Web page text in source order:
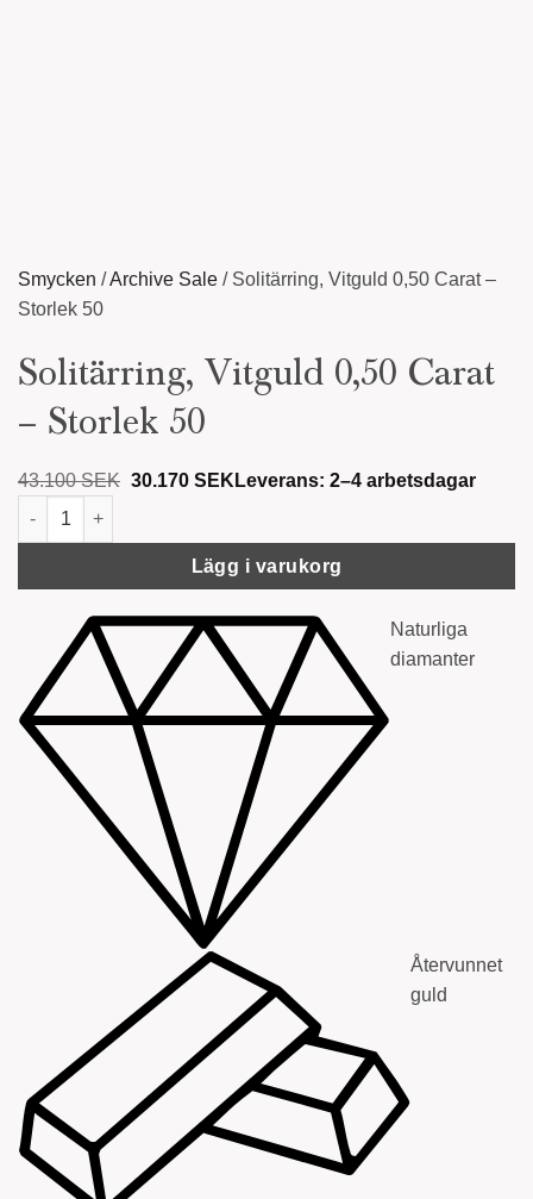
Smycken /Archive Sale / Solitärring, Vitguld 0,50 Carat –
Storlek 50
Solitärring, Vitguld 0,50 Carat
– Storlek 50
43.100SEK Det ursprungliga priset var: 43.100 SEK.
30.170 SEKDet nuvarande priset är: 30.170
Leverans: 2–4 arbetsdagar
Solitärring, Vitguld 0,50 Carat - Storlek 50 mängd
Lägg i varukorg
Naturliga
diamanter
Återvunnet
guld